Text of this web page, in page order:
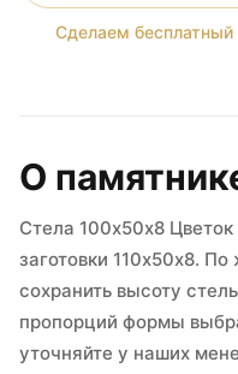
Сделаем
О
Стела 100х50х8 Цветок
заготовки 110х50х8.
сохранить высоту
пропорций формы
уточняйте у наших